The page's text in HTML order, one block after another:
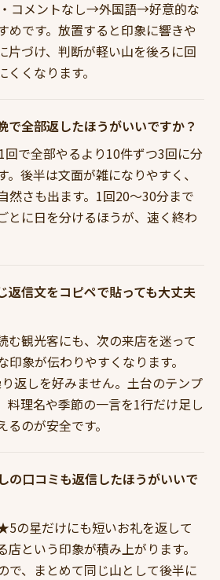
コメントなし→外国語→好意的な
めです。放置すると印象に響きや
片づけ、判断が軽い山を後ろに回
くなります。
で全部返したほうがいいですか？
で全部やるより10件ずつ3回に分
。後半は文面が雑になりやすく、
然さも出ます。1回20〜30分まで
とに日を分けるほうが、速く終わ
返信文をコピペで貼っても大丈夫
む観光客にも、次の来店を迷って
印象が伝わりやすくなります。
返しを好みません。土台のテンプ
料理名や季節の一言を1行だけ足し
のが安全です。
の口コミも返信したほうがいいで
の星だけにも短いお礼を返して
という印象が積み上がります。
で、まとめて同じ山として後半に